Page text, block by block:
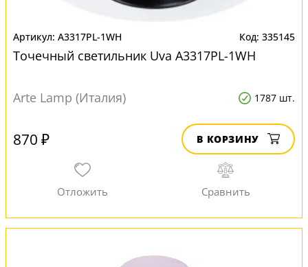
A3317PL-1WH 335145
Точечный светильник Uva A3317PL-1WH
Arte Lamp (Италия) 1787 шт.
870 ₽ В КОРЗИНУ